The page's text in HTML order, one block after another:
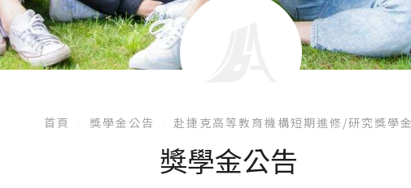
首頁 獎學金公告 赴捷克高等教育機構短期進修/研究獎學
獎學金公告